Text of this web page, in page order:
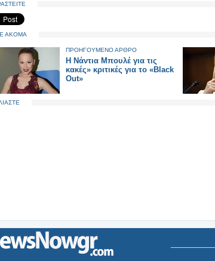
ΑΚΟΜΑ
ΠΡΟΗΓΟΥΜΕΝΟ ΑΡΘΡΟ
H Νάντια Μπουλέ για τις
κακές» κριτικές για το «Black
Out»